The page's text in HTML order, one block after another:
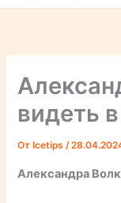
видеть
От Icetips/
Александра